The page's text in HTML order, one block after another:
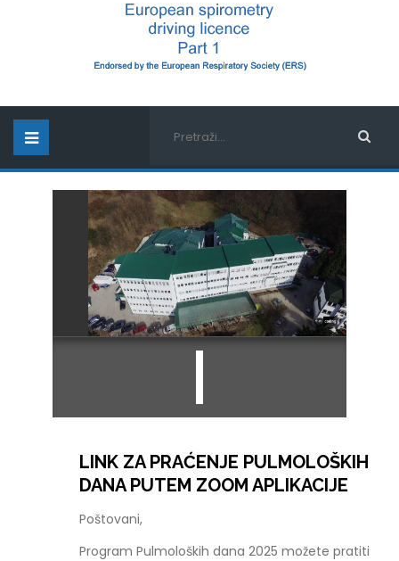
LINK ZA PRAĆENJE PULMOLOŠKIH
DANA PUTEM ZOOM APLIKACIJE
Poštovani,
Program Pulmoloških dana 2025 možete pratiti